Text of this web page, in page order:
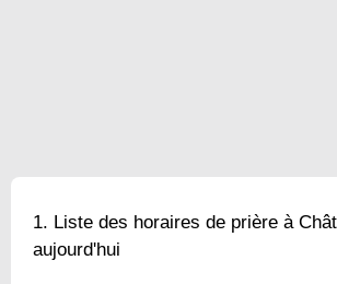
Liste des horaires de prière à
aujourd'hui